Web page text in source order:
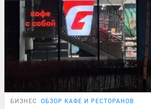
БИЗНЕС ОБЗОР КАФЕ И РЕСТОРАНОВ